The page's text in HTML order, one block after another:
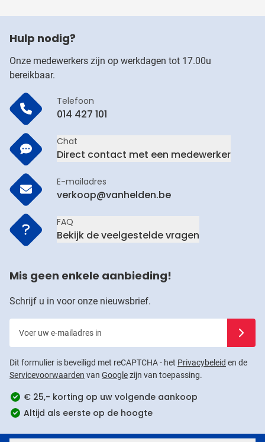
Hulp nodig?
Onze medewerkers zijn op werkdagen tot 17.00u
bereikbaar.
Telefoon
014 427 101
Chat
Direct contact met een medewerker
E-mailadres
verkoop@vanhelden.be
FAQ
Bekijk de veelgestelde vragen
Mis geen enkele aanbieding!
Schrijf u in voor onze nieuwsbrief.
Dit formulier is beveiligd met reCAPTCHA - het Privacybeleid en de
Servicevoorwaarden van Googlezijn van toepassing.
€ 25,- korting op uw volgende aankoop
Altijd als eerste op de hoogte